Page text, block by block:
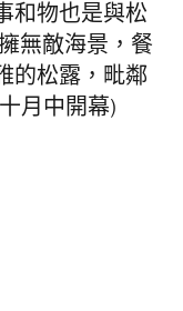
和物也是與松
無敵海景，餐
的松露，毗鄰
月中開幕)